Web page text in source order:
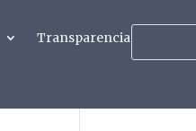
Transparencia